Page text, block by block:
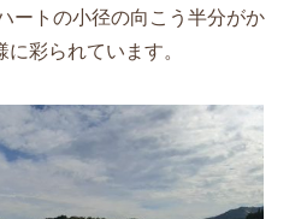
ートの小径の向こう半分がか
彩られています。